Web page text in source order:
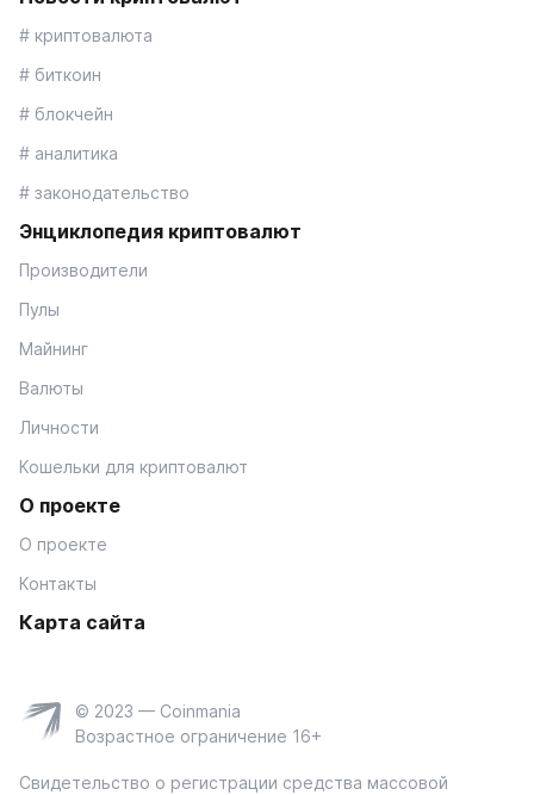
# криптовалюта
# биткоин
# блокчейн
# аналитика
# законодательство
Энциклопедия криптовалют
Производители
Пулы
Майнинг
Валюты
Личности
Кошельки для криптовалют
О проекте
О проекте
Контакты
Карта сайта
© 2023 — Coinmania
Возрастное ограничение 16+
Свидетельство о регистрации средства массовой